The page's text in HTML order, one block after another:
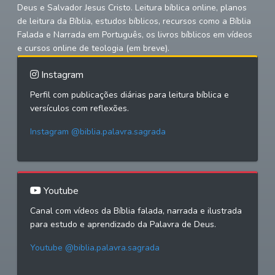
Deus e Salvador Jesus Cristo. Leitura bíblica online, planos
de leitura da Bíblia, estudos bíblicos, recursos como a Bíblia
Falada e Narrada em Português, os livros bíblicos em vídeos
e cursos online de teologia (em breve).
Instagram
Perfil com publicações diárias para leitura bíblica e
versículos com reflexões.
Instagram @biblia.palavra.sagrada
Youtube
Canal com vídeos da Bíblia falada, narrada e ilustrada
para estudo e aprendizado da Palavra de Deus.
Youtube @biblia.palavra.sagrada